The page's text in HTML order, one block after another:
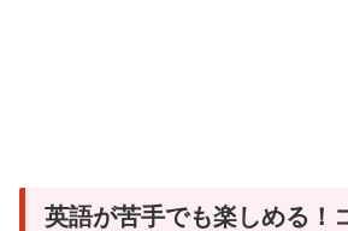
英語が苦手でも楽しめる！